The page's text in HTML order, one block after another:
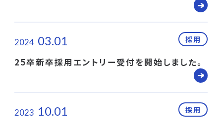
2024 03.01 採用
25卒新卒採用エントリー受付を開始しました。
2023 10.01 採用